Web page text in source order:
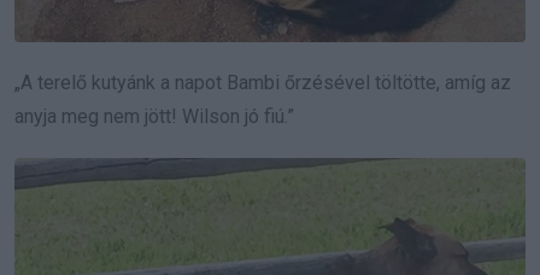
„A terelő kutyánk a napot Bambi őrzésével töltötte, amíg az
anyja meg nem jött! Wilson jó fiú.”